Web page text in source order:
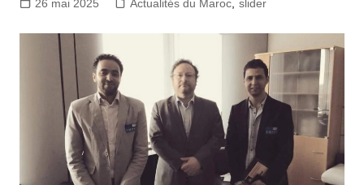
26 mai 2025 Actualités du Maroc, slider